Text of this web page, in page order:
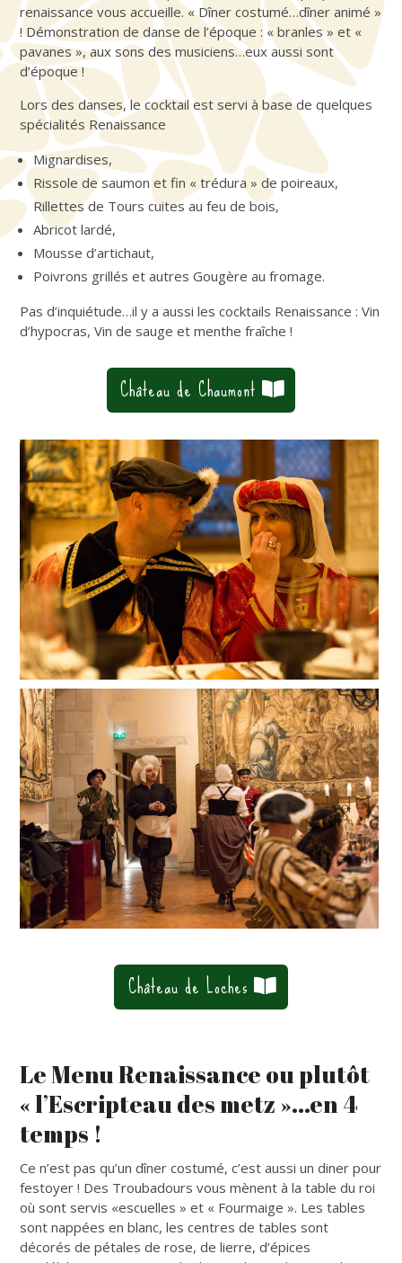
renaissance vous accueille. « Dîner costumé…dîner animé »
! Démonstration de danse de l’époque : « branles » et «
pavanes », aux sons des musiciens…eux aussi sont
d’époque !
Lors des danses, le cocktail est servi à base de quelques
spécialités Renaissance
Mignardises,
Rissole de saumon et fin « trédura » de poireaux,
Rillettes de Tours cuites au feu de bois,
Abricot lardé,
Mousse d’artichaut,
Poivrons grillés et autres Gougère au fromage.
Pas d’inquiétude…il y a aussi les cocktails Renaissance : Vin
d’hypocras, Vin de sauge et menthe fraîche !
Château de Chaumont
Château de Loches
Le Menu Renaissance ou plutôt
« l’Escripteau des metz »…en 4
temps !
Ce n’est pas qu’un dîner costumé, c’est aussi un diner pour
festoyer ! Des Troubadours vous mènent à la table du roi
où sont servis «escuelles » et « Fourmaige ». Les tables
sont nappées en blanc, les centres de tables sont
décorés de pétales de rose, de lierre, d’épices